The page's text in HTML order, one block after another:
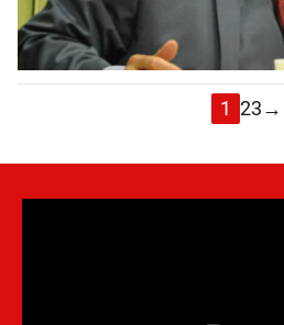
1 23→